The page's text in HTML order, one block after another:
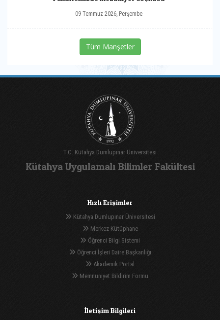
09 Temmuz 2026, Perşembe
Tüm Manşetler
T.C. Kütahya Dumlupınar Üniversitesi
Kütahya Uygulamalı Bilimler Fakültesi
Hızlı Erişimler
Kütahya Dumlupınar Üniversitesi
Merkez Kütüphane
Öğrenci Bilgi Sistemi
Öğrenci İşleri Daire Başkanlığı
Akademik Portal
Memnuniyet Bildirim Formu
İletişim Bilgileri